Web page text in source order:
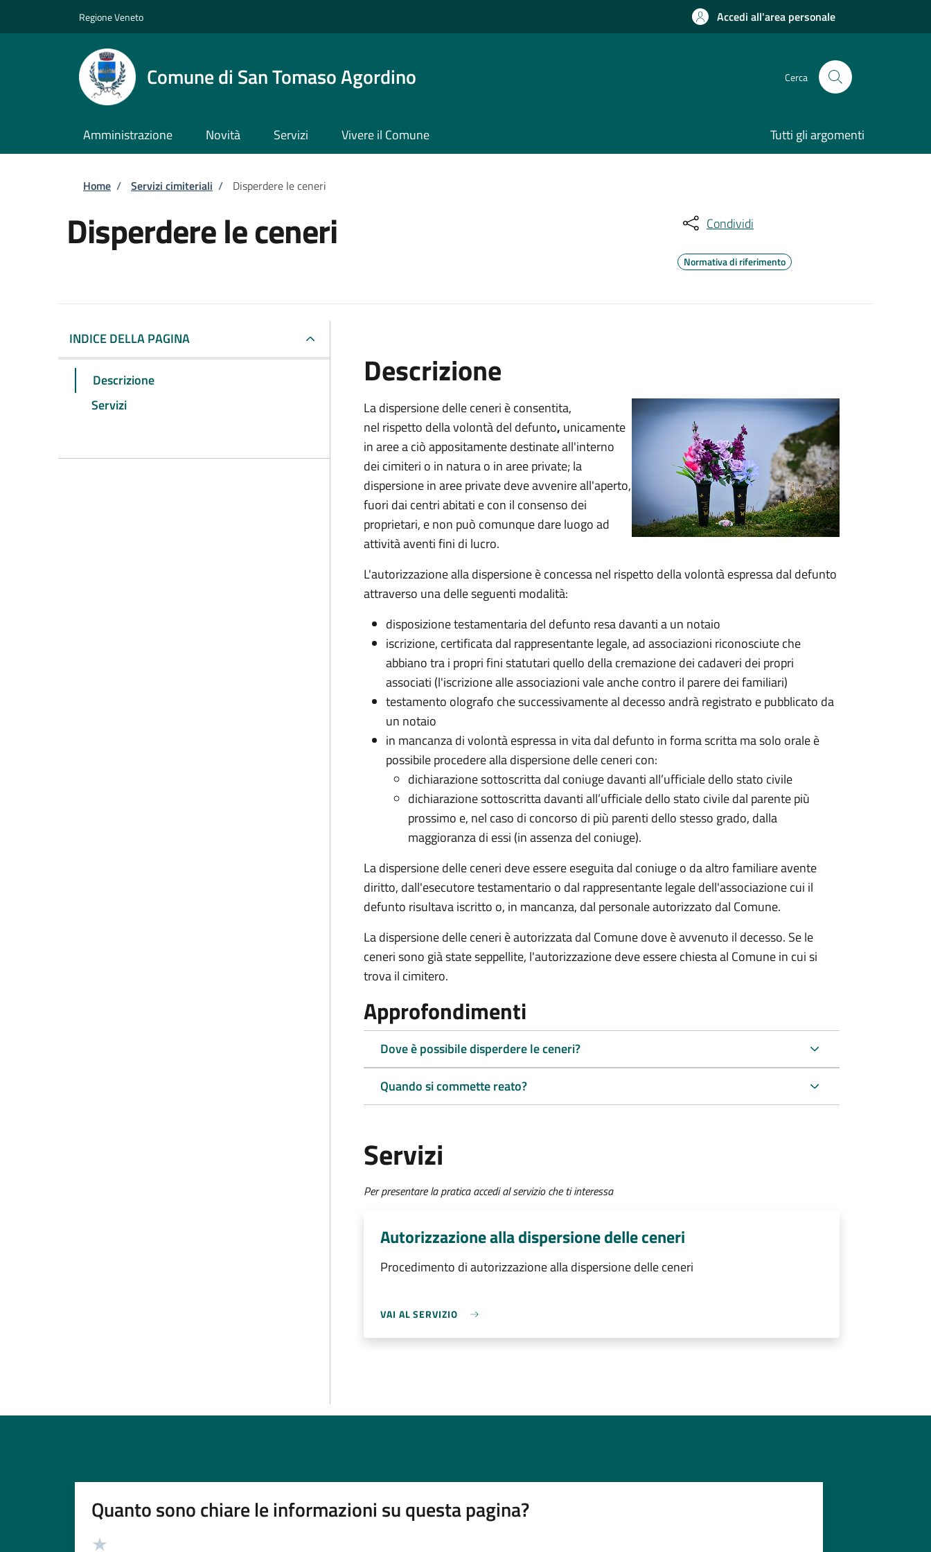
Regione Veneto Accedi all'area personale
Comune di San Tomaso Agordino Cerca
Amministrazione Novità Servizi Vivere il Comune Tutti gli argomenti
Briciole di pane
Home / Servizi cimiteriali / Disperdere le ceneri
Disperdere le ceneri Condividi
Normativa di riferimento
INDICE DELLA PAGINA
Descrizione
Servizi
Descrizione
La dispersione delle ceneri è consentita,
nel rispetto della volontà del defunto, unicamente
in aree a ciò appositamente destinate all'interno
dei cimiteri o in natura o in aree private; la
dispersione in aree private deve avvenire all'aperto,
fuori dai centri abitati e con il consenso dei
proprietari, e non può comunque dare luogo ad
attività aventi fini di lucro.
L'autorizzazione alla dispersione è concessa nel rispetto della volontà espressa dal defunto
attraverso una delle seguenti modalità:
disposizione testamentaria del defunto resa davanti a un notaio
iscrizione, certificata dal rappresentante legale, ad associazioni riconosciute che
abbiano tra i propri fini statutari quello della cremazione dei cadaveri dei propri
associati (l'iscrizione alle associazioni vale anche contro il parere dei familiari)
testamento olografo che successivamente al decesso andrà registrato e pubblicato da
un notaio
in mancanza di volontà espressa in vita dal defunto in forma scritta ma solo orale è
possibile procedere alla dispersione delle ceneri con:
dichiarazione sottoscritta dal coniuge davanti all’ufficiale dello stato civile
dichiarazione sottoscritta davanti all’ufficiale dello stato civile dal parente più
prossimo e, nel caso di concorso di più parenti dello stesso grado, dalla
maggioranza di essi (in assenza del coniuge).
La dispersione delle ceneri deve essere eseguita dal coniuge o da altro familiare avente
diritto, dall'esecutore testamentario o dal rappresentante legale dell'associazione cui il
defunto risultava iscritto o, in mancanza, dal personale autorizzato dal Comune.
La dispersione delle ceneri è autorizzata dal Comune dove è avvenuto il decesso. Se le
ceneri sono già state seppellite, l'autorizzazione deve essere chiesta al Comune in cui si
trova il cimitero.
Approfondimenti
Dove è possibile disperdere le ceneri?
Quando si commette reato?
Servizi
Per presentare la pratica accedi al servizio che ti interessa
Autorizzazione alla dispersione delle ceneri
Procedimento di autorizzazione alla dispersione delle ceneri
VAI AL SERVIZIO
Quanto sono chiare le informazioni su questa pagina?
Valutazione